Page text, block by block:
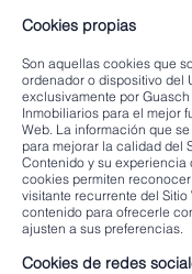
Cookies propias
Son aquellas cookies que
ordenador o dispositivo del
exclusivamente por
Inmobiliarios para el mejor
Web. La información que
para mejorar la calidad del
Contenido y su experiencia
cookies permiten
visitante recurrente del Sitio
contenido para ofrecerle
ajusten a sus preferencias.
Cookies de redes